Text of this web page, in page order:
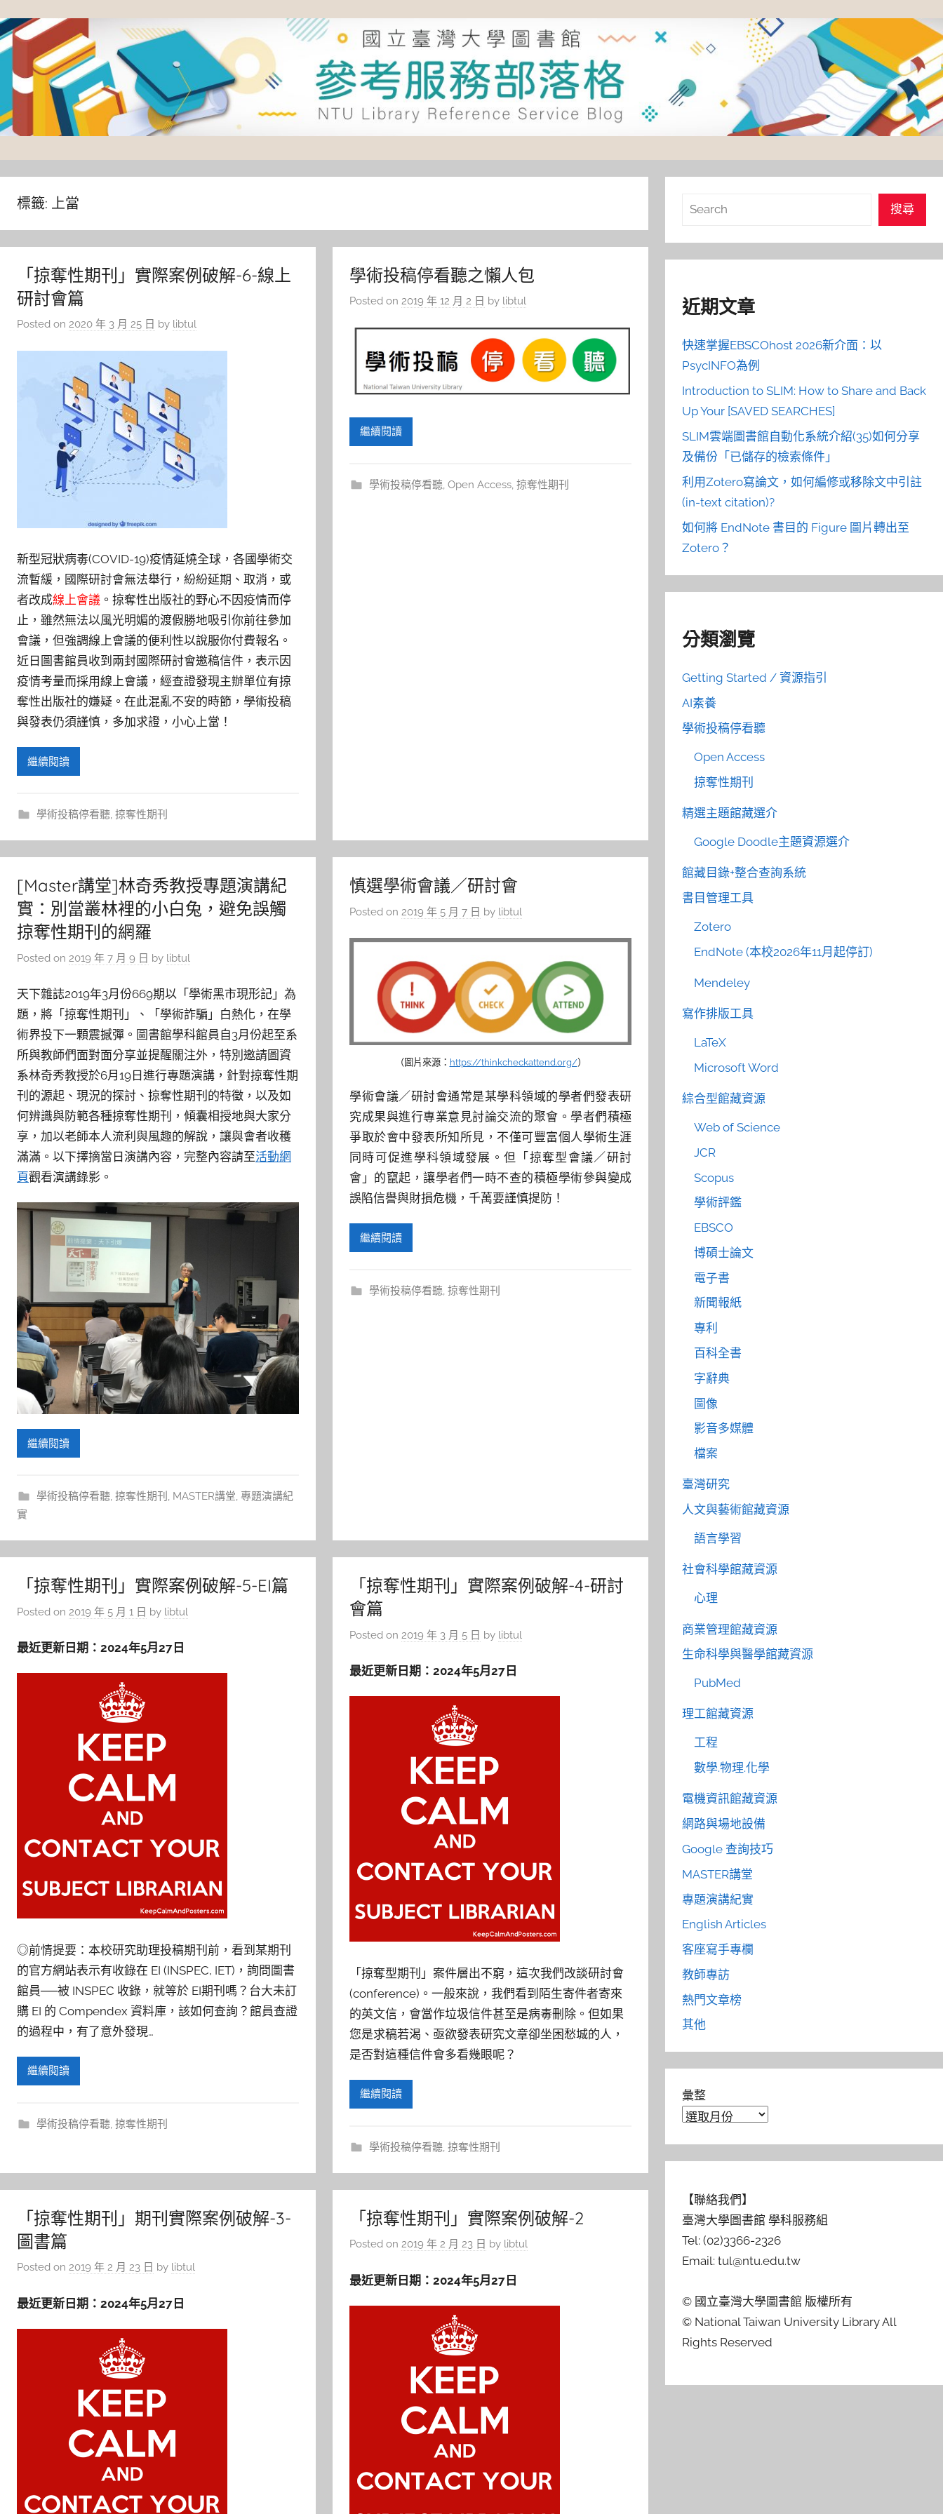
to
content
灣
圖
標籤: 上當
「掠奪性期刊」實際案例破解-6-線上
研討會篇
Posted on 2020 年 3 月 25 日 by libtul
新型冠狀病毒(COVID-19)疫情延燒全球，各國學術交
流暫緩，國際研討會無法舉行，紛紛延期、取消，或
者改成線上會議 。掠奪性出版社的野心不因疫情而停
止，雖然無法以風光明媚的渡假勝地吸引你前往參加
會議，但強調線上會議的便利性以說服你付費報名。
近日圖書館員收到兩封國際研討會邀稿信件，表示因
疫情考量而採用線上會議，經查證發現主辦單位有掠
奪性出版社的嫌疑。在此混亂不安的時節，學術投稿
與發表仍須謹慎，多加求證，小心上當！
繼續閱讀
學術投稿停看聽, 掠奪性期刊
學術投稿停看聽之懶人包
Posted on 2019 年 12 月 2 日 by libtul
繼續閱讀
學術投稿停看聽, Open Access, 掠奪性期刊
[Master講堂]林奇秀教授專題演講紀
實：別當叢林裡的小白兔，避免誤觸
掠奪性期刊的網羅
Posted on 2019 年 7 月 9 日 by libtul
天下雜誌2019年3月份669期以「學術黑市現形記」為
題，將「掠奪性期刊」、「學術詐騙」白熱化，在學
術界投下一顆震撼彈。圖書館學科館員自3月份起至系
所與教師們面對面分享並提醒關注外，特別邀請圖資
系林奇秀教授於6月19日進行專題演講，針對掠奪性期
刊的源起、現況的探討、掠奪性期刊的特徵，以及如
何辨識與防範各種掠奪性期刊，傾囊相授地與大家分
享，加以老師本人流利與風趣的解說，讓與會者收穫
滿滿。以下擇摘當日演講內容，完整內容請至活動網
頁觀看演講錄影。
繼續閱讀
學術投稿停看聽, 掠奪性期刊 , MASTER講堂, 專題演講紀
實
慎選學術會議／研討會
Posted on 2019 年 5 月 7 日 by libtul
（圖片來源： https://thinkcheckattend.org/）
學術會議／研討會通常是某學科領域的學者們發表研
究成果與進行專業意見討論交流的聚會。學者們積極
爭取於會中發表所知所見，不僅可豐富個人學術生涯
同時可促進學科領域發展。但「掠奪型會議／研討
會」的竄起，讓學者們一時不查的積極學術參與變成
誤陷信譽與財損危機，千萬要謹慎提防！
繼續閱讀
學術投稿停看聽, 掠奪性期刊
「掠奪性期刊」實際案例破解-5-EI篇
Posted on 2019 年 5 月 1 日 by libtul
最近更新日期：2024年5月27日
◎前情提要：本校研究助理投稿期刊前，看到某期刊
的官方網站表示有收錄在 EI (INSPEC, IET)，詢問圖書
館員──被 INSPEC 收錄，就等於 EI期刊嗎？台大未訂
購 EI 的 Compendex 資料庫，該如何查詢？館員查證
的過程中，有了意外發現…
繼續閱讀
學術投稿停看聽, 掠奪性期刊
「掠奪性期刊」實際案例破解-4-研討
會篇
Posted on 2019 年 3 月 5 日 by libtul
最近更新日期：2024年5月27日
「掠奪型期刊」案件層出不窮，這次我們改談研討會
(conference)。一般來說，我們看到陌生寄件者寄來
的英文信，會當作垃圾信件甚至是病毒刪除。但如果
您是求稿若渴、亟欲發表研究文章卻坐困愁城的人，
是否對這種信件會多看幾眼呢？
繼續閱讀
學術投稿停看聽, 掠奪性期刊
「掠奪性期刊」期刊實際案例破解-3-
圖書篇
Posted on 2019 年 2 月 23 日 by libtul
最近更新日期：2024年5月27日
「掠奪性期刊」實際案例破解-2
Posted on 2019 年 2 月 23 日 by libtul
最近更新日期：2024年5月27日
搜
搜尋
近期文章
快速掌握EBSCOhost 2026新介面：以
PsycINFO為例
Introduction to SLIM: How to Share and Back
Up Your [SAVED SEARCHES]
SLIM雲端圖書館自動化系統介紹(35)如何分享
及備份「已儲存的檢索條件」
利用Zotero寫論文，如何編修或移除文中引註
(in-text citation)?
如何將 EndNote 書目的 Figure 圖片轉出至
Zotero？
分類瀏覽
Getting Started / 資源指引
AI素養
學術投稿停看聽
Open Access
掠奪性期刊
精選主題館藏選介
Google Doodle主題資源選介
館藏目錄+整合查詢系統
書目管理工具
Zotero
EndNote (本校2026年11月起停訂)
Mendeley
寫作排版工具
LaTeX
Microsoft Word
綜合型館藏資源
Web of Science
JCR
Scopus
學術評鑑
EBSCO
博碩士論文
電子書
新聞報紙
專利
百科全書
字辭典
圖像
影音多媒體
檔案
臺灣研究
人文與藝術館藏資源
語言學習
社會科學館藏資源
心理
商業管理館藏資源
生命科學與醫學館藏資源
PubMed
理工館藏資源
工程
數學.物理.化學
電機資訊館藏資源
網路與場地設備
Google 查詢技巧
MASTER講堂
專題演講紀實
English Articles
客座寫手專欄
教師專訪
熱門文章榜
其他
彙整
【聯絡我們】
臺灣大學圖書館 學科服務組
Tel: (02)3366-2326
Email: tul@ntu.edu.tw
© 國立臺灣大學圖書館 版權所有
© National Taiwan University Library All
Rights Reserved